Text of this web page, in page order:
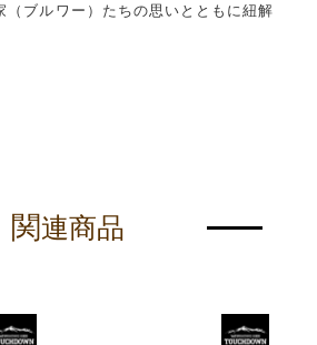
（ブルワー）たちの思いとともに紐解
関連商品